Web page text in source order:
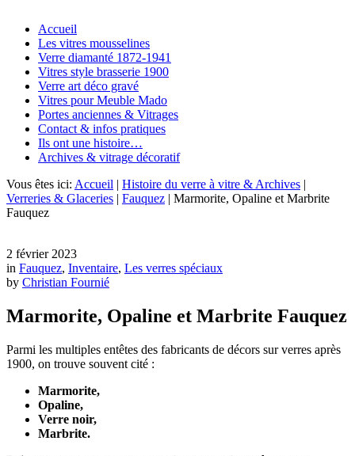
Accueil
Les vitres mousselines
Verre diamanté 1872-1941
Vitres style brasserie 1900
Verre art déco gravé
Vitres pour Meuble Mado
Portes anciennes & Vitrages
Contact & infos pratiques
Ils ont une histoire…
Archives & vitrage décoratif
Vous êtes ici: Accueil | Histoire du verre à vitre & Archives |
Verreries & Glaceries | Fauquez | Marmorite, Opaline et Marbrite
Fauquez
2 février 2023
in Fauquez, Inventaire, Les verres spéciaux
by Christian Fournié
Marmorite, Opaline et Marbrite Fauquez
Parmi les multiples entêtes des fabricants de décors sur verres après
1900, on trouve souvent cité :
Marmorite,
Opaline,
Verre noir,
Marbrite.